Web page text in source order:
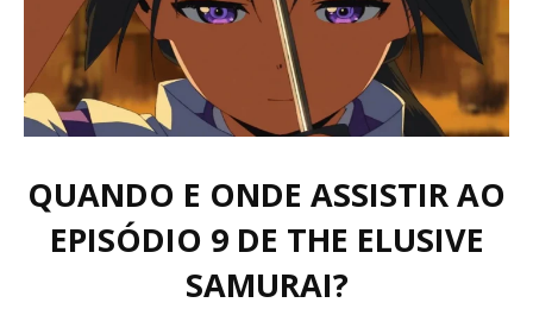
QUANDO E ONDE ASSISTIR AO
EPISÓDIO 9 DE THE ELUSIVE
SAMURAI?